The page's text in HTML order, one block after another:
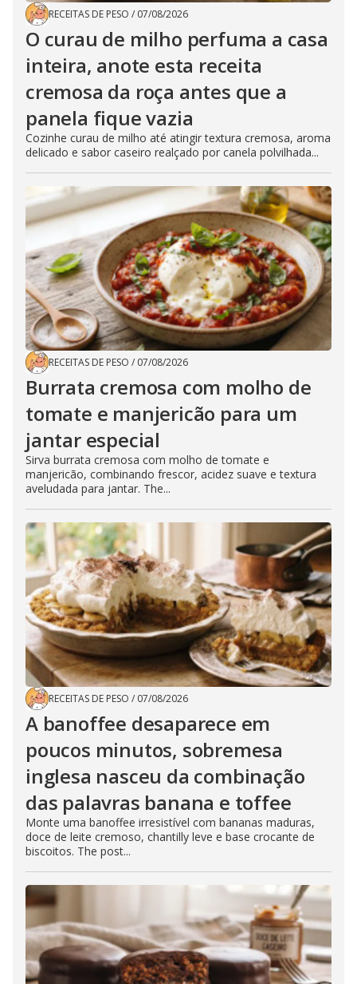
RECEITAS DE PESO / 07/08/2026
O curau de milho perfuma a casa
inteira, anote esta receita
cremosa da roça antes que a
panela fique vazia
Cozinhe curau de milho até atingir textura cremosa, aroma
delicado e sabor caseiro realçado por canela polvilhada...
RECEITAS DE PESO / 07/08/2026
Burrata cremosa com molho de
tomate e manjericão para um
jantar especial
Sirva burrata cremosa com molho de tomate e
manjericão, combinando frescor, acidez suave e textura
aveludada para jantar. The...
RECEITAS DE PESO / 07/08/2026
A banoffee desaparece em
poucos minutos, sobremesa
inglesa nasceu da combinação
das palavras banana e toffee
Monte uma banoffee irresistível com bananas maduras,
doce de leite cremoso, chantilly leve e base crocante de
biscoitos. The post...